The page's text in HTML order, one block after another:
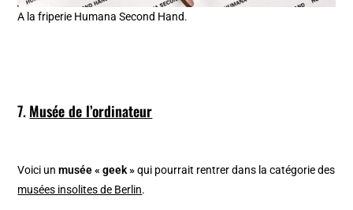
A la friperie Humana Second Hand.
7.Musée de l’ordinateur
Voici unmusée « geek »qui pourrait rentrer dans la catégorie des
musées insolites de Berlin.